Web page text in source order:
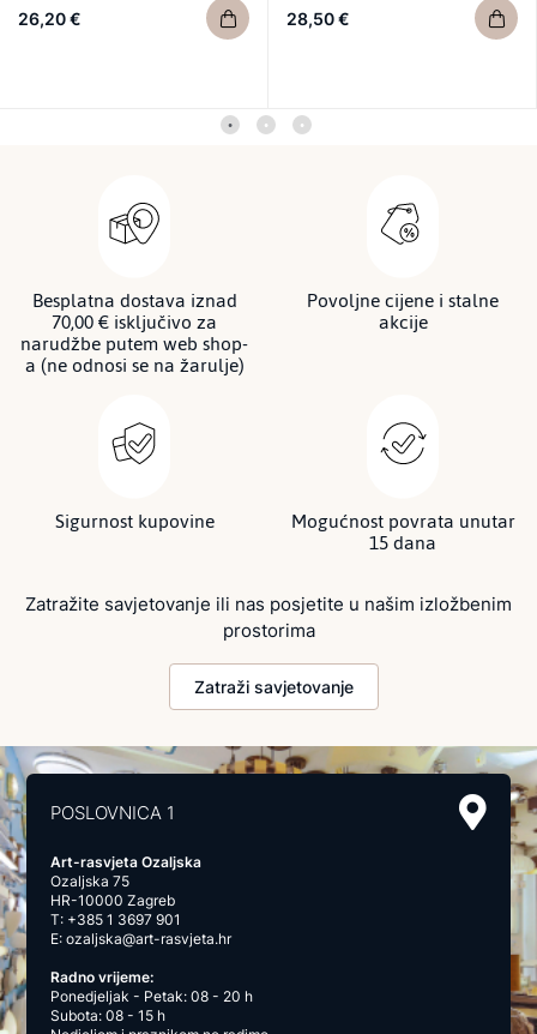
26,20 € 28,50 €
Besplatna dostava iznad
70,00 € isključivo za
narudžbe putem web shop-
a (ne odnosi se na žarulje)
Povoljne cijene i stalne
akcije
Sigurnost kupovine Mogućnost povrata unutar
15 dana
Zatražite savjetovanje ili nas posjetite u našim izložbenim
prostorima
Zatraži savjetovanje
POSLOVNICA 1
Art-rasvjeta Ozaljska
Ozaljska 75
HR-10000 Zagreb
T: +385 1 3697 901
E:ozaljska@art-rasvjeta.hr
Radno vrijeme:
Ponedjeljak - Petak: 08 - 20 h
Subota: 08 - 15 h